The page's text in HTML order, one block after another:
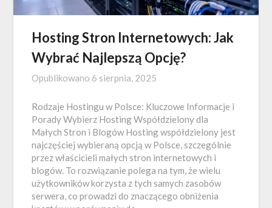
Hosting Stron Internetowych: Jak
Wybrać Najlepszą Opcję?
Opublikowano 6 sierpnia, 2025
Rodzaje Hostingu w Polsce: Kluczowe Informacje i
Porady Wybierz Hosting Współdzielony dla
Małych Stron i Blogów Hosting współdzielony jest
najczęściej wybieraną opcją w Polsce, szczególnie
przez właścicieli małych stron internetowych i
blogów. To rozwiązanie polega na tym, że wielu
użytkowników korzysta z tych samych zasobów
serwera, co prowadzi do znaczącego obniżenia